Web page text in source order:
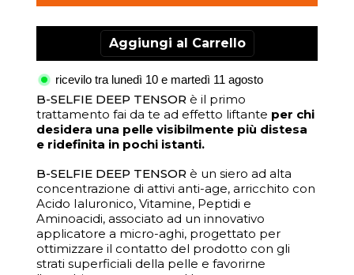
Aggiungi al Carrello
ricevilo tra lunedì 10 e martedì 11 agosto
B-SELFIE DEEP TENSOR è il primo
trattamento fai da te ad effetto liftante per chi
desidera una pelle visibilmente più distesa
e ridefinita in pochi istanti.
B-SELFIE DEEP TENSOR è un siero ad alta
concentrazione di attivi anti-age, arricchito con
Acido Ialuronico, Vitamine, Peptidi e
Aminoacidi, associato ad un innovativo
applicatore a micro-aghi, progettato per
ottimizzare il contatto del prodotto con gli
strati superficiali della pelle e favorirne